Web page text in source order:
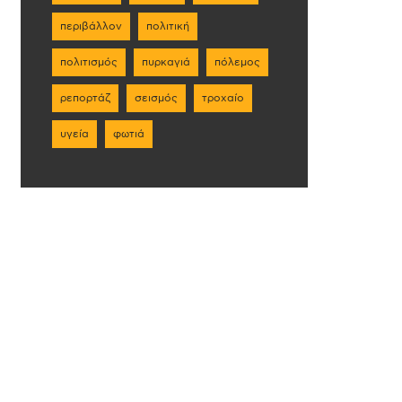
περιβάλλον πολιτική
πολιτισμός πυρκαγιά πόλεμος
ρεπορτάζ σεισμός τροχαίο
υγεία φωτιά